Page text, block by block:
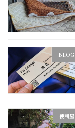
BLOG
便利屋